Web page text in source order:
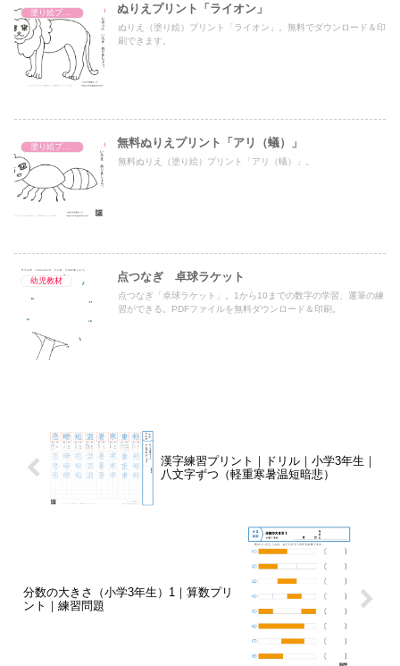
塗り絵プリント ぬりえプリント「ライオン」
ぬりえ（塗り絵）プリント「ライオン」。無料でダウンロード＆印
刷できます。
塗り絵プリント 無料ぬりえプリント「アリ（蟻）」
無料ぬりえ（塗り絵）プリント「アリ（蟻）」。
幼児教材 点つなぎ 卓球ラケット
点つなぎ「卓球ラケット」。1から10までの数字の学習、運筆の練
習ができる。PDFファイルを無料ダウンロード＆印刷。
漢字練習プリント｜ドリル｜小学3年生｜
八文字ずつ（軽重寒暑温短暗悲）
分数の大きさ（小学3年生）1｜算数プリ
ント｜練習問題